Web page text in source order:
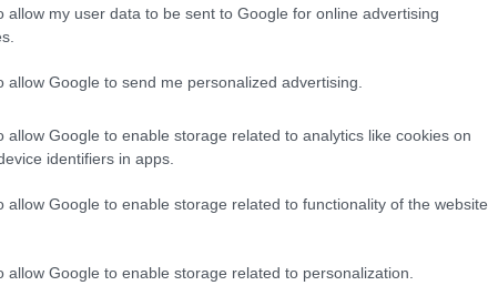
allow my user data to be sent to Google for online advertising
allow Google to send me personalized advertising.
allow Google to enable storage related to analytics like cookies on
identifiers in apps.
allow Google to enable storage related to functionality of the website
allow Google to enable storage related to personalization.
completamente forrado con papel de hornear
de Terry’s
en una cacerola grande a fuego lento. Deja
quede suave y deja enfriar.
los